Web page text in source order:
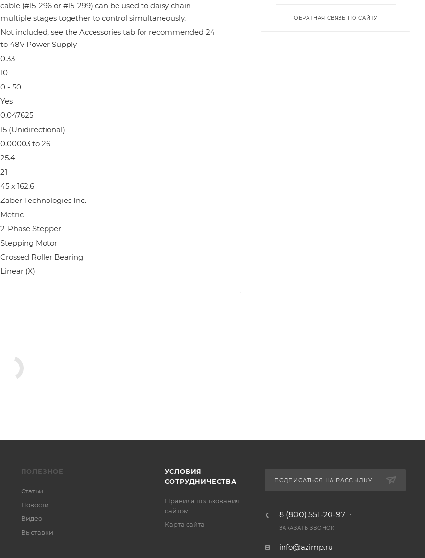
cable (#15-296 or #15-299) can be used to daisy chain
multiple stages together to control simultaneously.
Not included, see the Accessories tab for recommended 24
to 48V Power Supply
0.33
10
0 - 50
Yes
0.047625
15 (Unidirectional)
0.00003 to 26
25.4
21
45 x 162.6
Zaber Technologies Inc.
Metric
2-Phase Stepper
Stepping Motor
Crossed Roller Bearing
Linear (X)
ОБРАТНАЯ СВЯЗЬ ПО САЙТУ
ПОЛЕЗНОЕ
Статьи
Новости
Видео
Выставки
УСЛОВИЯ
СОТРУДНИЧЕСТВА
Правила пользования
сайтом
Карта сайта
ПОДПИСАТЬСЯ НА РАССЫЛКУ
8 (800) 551-20-97
ЗАКАЗАТЬ ЗВОНОК
info@azimp.ru